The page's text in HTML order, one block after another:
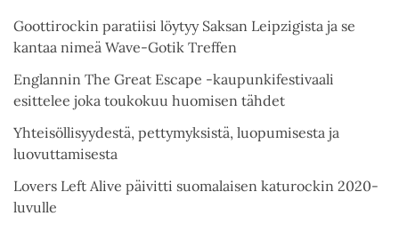
Goottirockin paratiisi löytyy Saksan Leipzigista ja se
kantaa nimeä Wave-Gotik Treffen
Englannin The Great Escape -kaupunkifestivaali
esittelee joka toukokuu huomisen tähdet
Yhteisöllisyydestä, pettymyksistä, luopumisesta ja
luovuttamisesta
Lovers Left Alive päivitti suomalaisen katurockin 2020-
luvulle